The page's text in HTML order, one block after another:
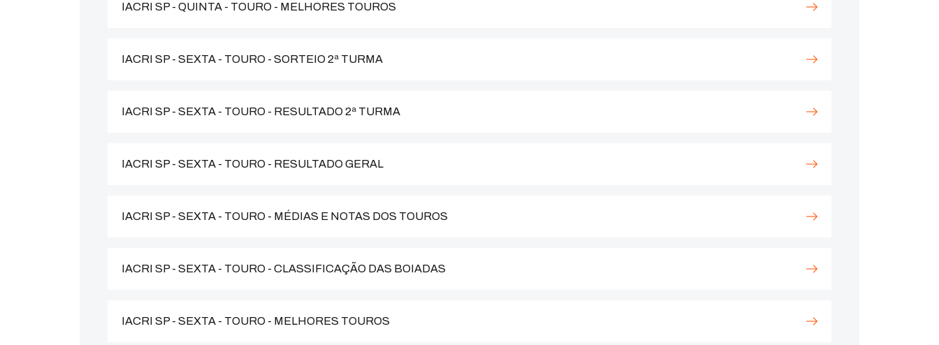
IACRI SP - QUINTA - TOURO - MELHORES TOUROS
IACRI SP - SEXTA - TOURO - SORTEIO 2ª TURMA
IACRI SP - SEXTA - TOURO - RESULTADO 2ª TURMA
IACRI SP - SEXTA - TOURO - RESULTADO GERAL
IACRI SP - SEXTA - TOURO - MÉDIAS E NOTAS DOS TOUROS
IACRI SP - SEXTA - TOURO - CLASSIFICAÇÃO DAS BOIADAS
IACRI SP - SEXTA - TOURO - MELHORES TOUROS